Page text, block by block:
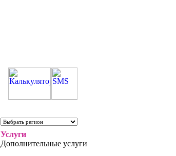
Услуги
Дополнительные услуги